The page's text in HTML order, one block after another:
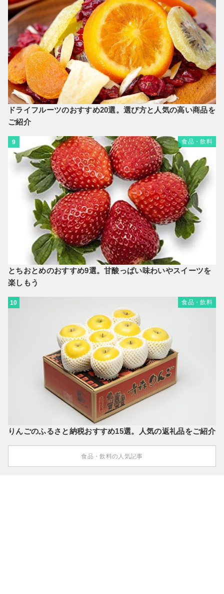
ドライフルーツのおすすめ20選。選び方と人気の高い商品を
ご紹介
9 食品・飲料
とちおとめのおすすめ9選。甘酸っぱい味わいやスイーツを
楽しもう
10 食品・飲料
りんごのふるさと納税おすすめ15選。人気の返礼品をご紹介
食品・飲料の人気記事